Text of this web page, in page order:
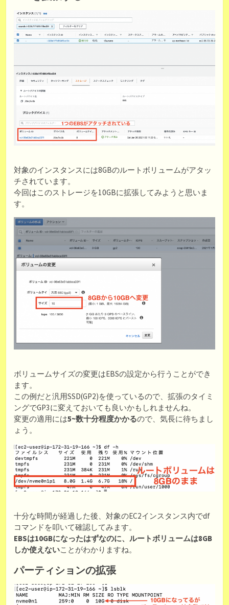
対象のインスタンスには8GBのルートボリュームがアタッ
チされています。
今回はこのストレージを10GBに拡張してみようと思いま
す。
ボリュームサイズの変更はEBSの設定から行うことができ
ます。
この例だと汎用SSD(GP2)を使っているので、拡張のタイミ
ングでGP3に変えておいても良いかもしれませんね。
変更の適用には5~数十分程度かかるので、気長に待ちまし
ょう。
十分な時間が経過した後、対象のEC2インスタンス内でdf
コマンドを叩いて確認してみます。
EBSは10GBになったはずなのに、ルートボリュームは8GB
しか使えないことがわかりますね。
パーティションの拡張